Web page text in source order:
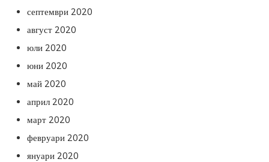
септември 2020
август 2020
юли 2020
юни 2020
май 2020
април 2020
март 2020
февруари 2020
януари 2020